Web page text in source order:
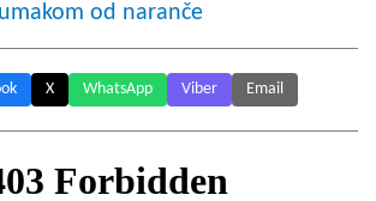
od naranče
X WhatsApp Viber Email